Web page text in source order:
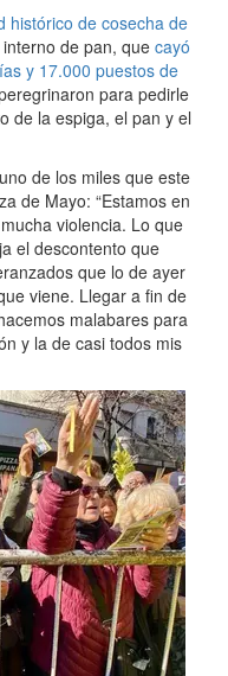
histórico de cosecha de
de pan, que cayó
y 17.000 puestos de
para pedirle
de la espiga, el pan y el
de los miles que este
de Mayo: “Estamos en
violencia. Lo que
el descontento que
que lo de ayer
viene. Llegar a fin de
malabares para
y la de casi todos mis